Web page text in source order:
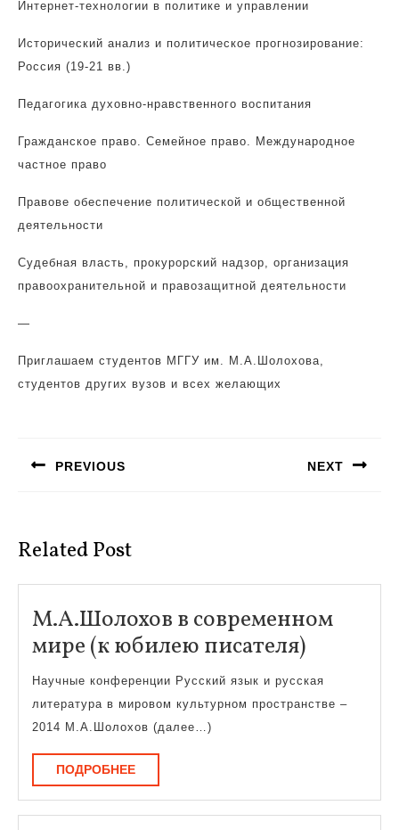
Интернет-технологии в политике и управлении
Исторический анализ и политическое прогнозирование:
Россия (19-21 вв.)
Педагогика духовно-нравственного воспитания
Гражданское право. Семейное право. Международное
частное право
Правове обеспечение политической и общественной
деятельности
Судебная власть, прокурорский надзор, организация
правоохранительной и правозащитной деятельности
—
Приглашаем студентов МГГУ им. М.А.Шолохова,
студентов других вузов и всех желающих
записям
PREVIOUS NEXT
Related Post
М.А.Шолохов в современном
мире (к юбилею писателя)
в
Научные конференции Русский язык и русская
литература в мировом культурном пространстве –
2014 М.А.Шолохов (далее…)
ПОДРОБНЕЕПОДРОБНЕЕ